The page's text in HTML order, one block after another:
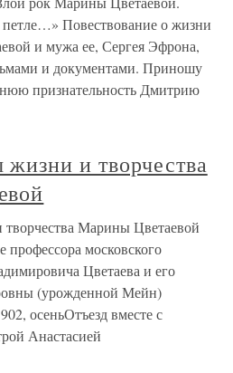
Повествование о жизни
и мужа ее, Сергея Эфрона,
и документами. Приношу
признательность Дмитрию
и творчества
Марины Цветаевой
профессора московского
Цветаева и его
(урожденной Мейн)
осеньОтъезд вместе с
Анастасией